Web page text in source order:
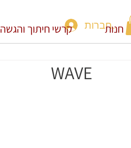
חנות קרשי חיתוך והגשה להתחברות
WAVE